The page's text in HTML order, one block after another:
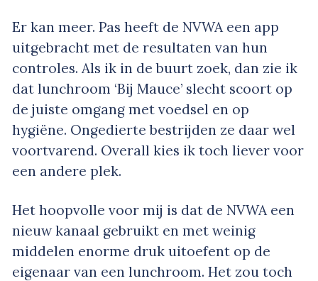
Er kan meer. Pas heeft de NVWA een app
uitgebracht met de resultaten van hun
controles. Als ik in de buurt zoek, dan zie ik
dat lunchroom ‘Bij Mauce’ slecht scoort op
de juiste omgang met voedsel en op
hygiëne. Ongedierte bestrijden ze daar wel
voortvarend. Overall kies ik toch liever voor
een andere plek.
Het hoopvolle voor mij is dat de NVWA een
nieuw kanaal gebruikt en met weinig
middelen enorme druk uitoefent op de
eigenaar van een lunchroom. Het zou toch